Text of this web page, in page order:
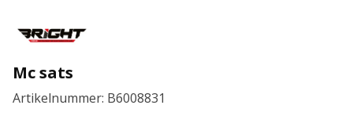
Mc sats
Artikelnummer: B6008831